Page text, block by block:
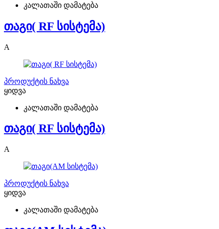
კალათაში დამატება
თაგი( RF სისტემა)
A
პროდუქტის ნახვა
ყიდვა
კალათაში დამატება
თაგი( RF სისტემა)
A
პროდუქტის ნახვა
ყიდვა
კალათაში დამატება